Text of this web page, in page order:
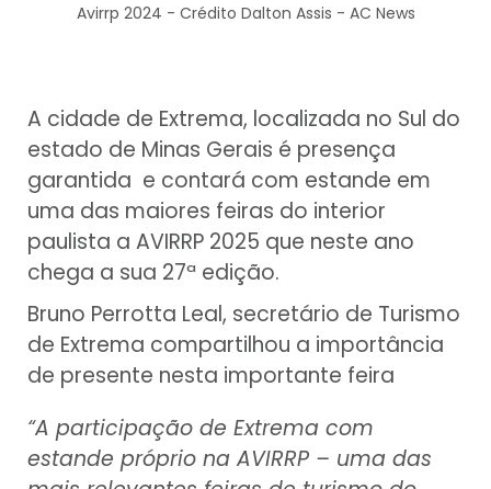
Avirrp 2024 - Crédito Dalton Assis - AC News
A cidade de Extrema, localizada no Sul do
estado de Minas Gerais é presença
garantida e contará com estande em
uma das maiores feiras do interior
paulista a AVIRRP 2025 que neste ano
chega a sua 27ª edição.
Bruno Perrotta Leal, secretário de Turismo
de Extrema compartilhou a importância
de presente nesta importante feira
“A participação de Extrema com
estande próprio na AVIRRP – uma das